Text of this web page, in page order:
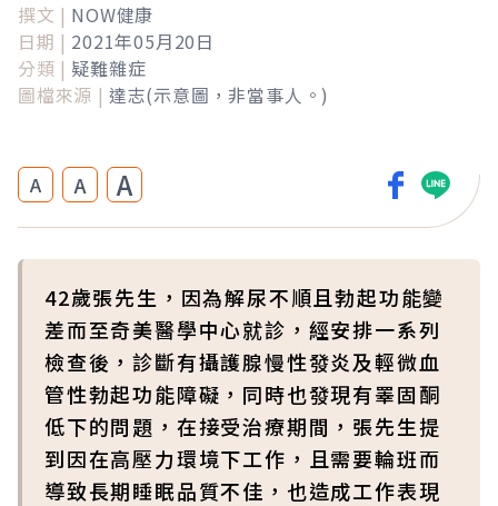
撰文 | NOW健康
日期 | 2021年05月20日
分類 | 疑難雜症
圖檔來源 | 達志(示意圖，非當事人。)
A A A
42歲張先生，因為解尿不順且勃起功能變
差而至奇美醫學中心就診，經安排一系列
檢查後，診斷有攝護腺慢性發炎及輕微血
管性勃起功能障礙，同時也發現有睪固酮
低下的問題，在接受治療期間，張先生提
到因在高壓力環境下工作，且需要輪班而
導致長期睡眠品質不佳，也造成工作表現